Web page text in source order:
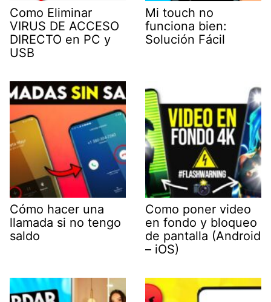
Como Eliminar
VIRUS DE ACCESO
DIRECTO en PC y
USB
Mi touch no
funciona bien:
Solución Fácil
Cómo hacer una
llamada si no tengo
saldo
Como poner video
en fondo y bloqueo
de pantalla (Android
– iOS)